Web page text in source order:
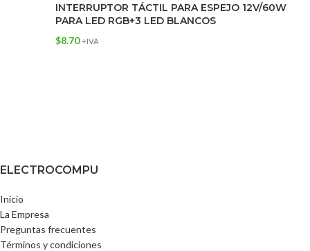
INTERRUPTOR TÁCTIL PARA ESPEJO 12V/60W
PARA LED RGB+3 LED BLANCOS
$8.70 +IVA
ELECTROCOMPU
Inicio
La Empresa
Preguntas frecuentes
Términos y condiciones